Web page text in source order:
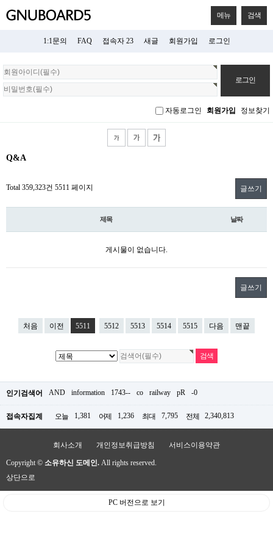
메뉴 검색
1:1문의 FAQ 접속자 23 새글 회원가입 로그인
회
원
로
자동로그인 회원가입 정보찾기
Q&A
Total 359,323건 5511 페이지 글쓰기
제목 날짜
게시물이 없습니다.
글쓰기
처음 이전 5511 5512 5513 5514 5515 다음 맨끝
인기검색어 AND information 1743-- co railway pR -0
접속자집계 오늘 1,381 어제 1,236 최대 7,795 전체 2,340,813
회사소개 개인정보취급방침 서비스이용약관
Copyright © 소유하신 도메인. All rights reserved.
상단으로
PC 버전으로 보기